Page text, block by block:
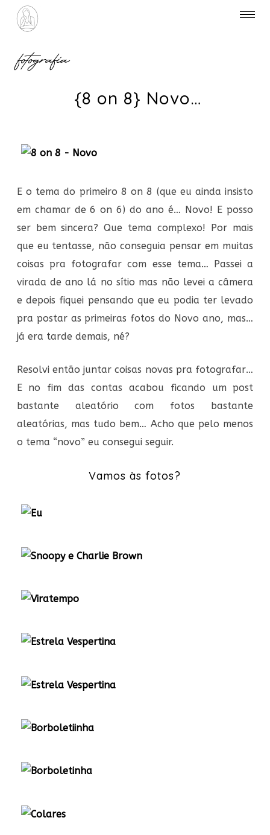
fotografia
{8 on 8} Novo…
E o tema do primeiro 8 on 8 (que eu ainda insisto
em chamar de 6 on 6) do ano é… Novo! E posso
ser bem sincera? Que tema complexo! Por mais
que eu tentasse, não conseguia pensar em muitas
coisas pra fotografar com esse tema… Passei a
virada de ano lá no sítio mas não levei a câmera
e depois fiquei pensando que eu podia ter levado
pra postar as primeiras fotos do Novo ano, mas…
já era tarde demais, né?
Resolvi então juntar coisas novas pra fotografar…
E no fim das contas acabou ficando um post
bastante aleatório com fotos bastante
aleatórias, mas tudo bem… Acho que pelo menos
o tema “novo” eu consegui seguir.
Vamos às fotos?